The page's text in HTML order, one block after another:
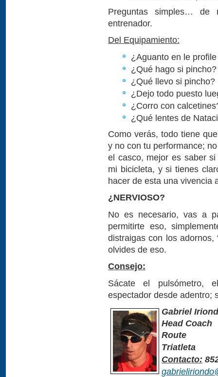
Preguntas simples… de
entrenador.
Del Equipamiento:
¿Aguanto en le
¿Qué hago si pincho?
¿Qué llevo si pincho?
¿Dejo todo puesto
¿Corro con
¿Qué lentes de
Como verás, todo tiene
y no con tu performance;
el casco, mejor es saber
mi bicicleta, y si tienes
hacer de esta una vivencia
¿NERVIOSO?
No es necesario, vas a
permitirte eso,
distraigas con los adornos,
olvides de eso.
Consejo:
Sácate el pulsómetro,
espectador desde adentro;
Gabriel
Head Coach
Route
Triatleta
Contacto: